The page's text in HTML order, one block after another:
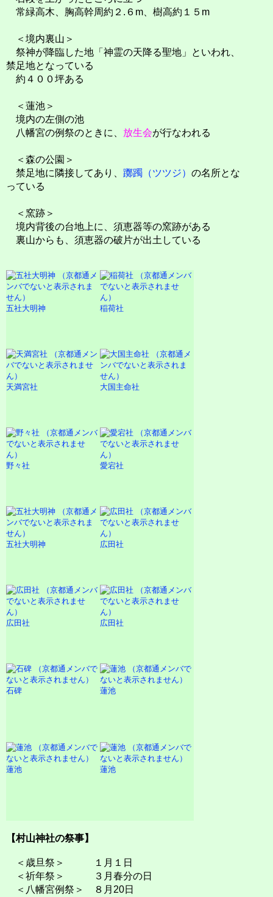
常緑高木、胸高幹周約２.６m、樹高約１５m
＜境内裏山＞
祭神が降臨した地「神霊の天降る聖地」といわれ、
禁足地となっている
約４００坪ある
＜蓮池＞
境内の左側の池
八幡宮の例祭のときに、 放生会が行なわれる
＜森の公園＞
禁足地に隣接してあり、 躑躅（ツツジ） の名所とな
っている
＜窯跡＞
境内背後の台地上に、須恵器等の窯跡がある
裏山からも、須恵器の破片が出土している
五社大明神 稲荷社
天満宮社 大国主命社
野々社 愛宕社
五社大明神 広田社
広田社 広田社
石碑 蓮池
蓮池 蓮池
【村山神社の祭事】
＜歳旦祭＞ １月１日
＜祈年祭＞ ３月春分の日
＜八幡宮例祭＞ ８月20日